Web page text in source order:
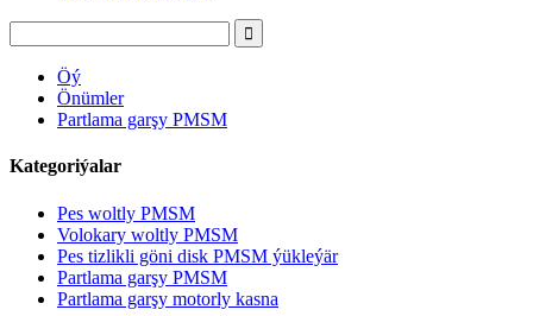
Öý
Önümler
Partlama garşy PMSM
Kategoriýalar
Pes woltly PMSM
Volokary woltly PMSM
Pes tizlikli göni disk PMSM ýükleýär
Partlama garşy PMSM
Partlama garşy motorly kasna